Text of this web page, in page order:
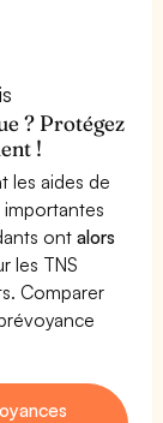
? Protégez
!
les aides de
importantes
ontalors
les TNS
Comparer